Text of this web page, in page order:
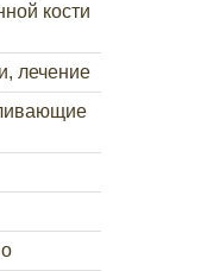
кости
лечение